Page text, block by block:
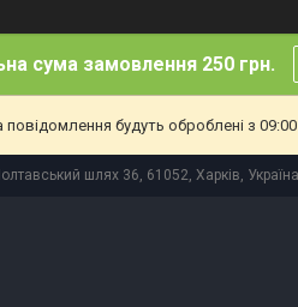
сума замовлення 250 грн.
будуть оброблені з
шлях 36, 61052, Харків, Україна